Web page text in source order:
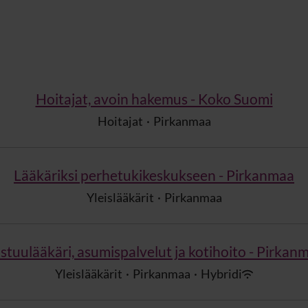
Hoitajat, avoin hakemus - Koko Suomi
Hoitajat · Pirkanmaa
Lääkäriksi perhetukikeskukseen - Pirkanmaa
Yleislääkärit · Pirkanmaa
asumispalvelut ja kotihoito -
Yleislääkärit · Pirkanmaa · Hybridi